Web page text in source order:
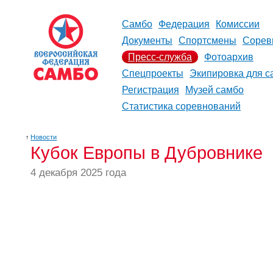
Самбо Федерация
Комиссии
Документы
Спортсмены
Пресс-служба
Фотоархив
Спецпроекты
Экипировка для
Регистрация
Музей самбо
Статистика соревнований
↑ Новости
Кубок Европы в Дубровнике
4 декабря 2025 года